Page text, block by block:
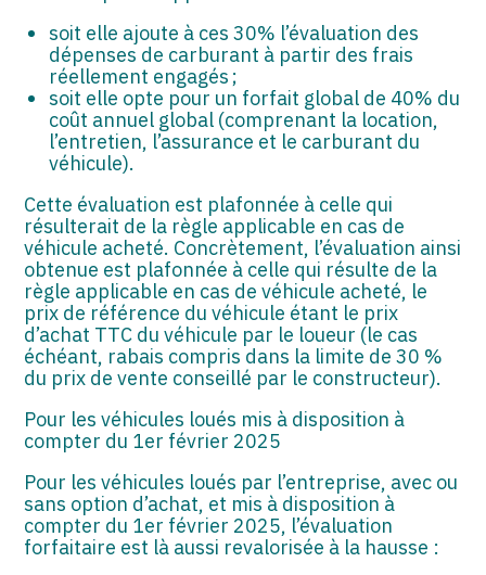
soit elle ajoute à ces 30% l’évaluation des
dépenses de carburant à partir des frais
réellement engagés ;
soit elle opte pour un forfait global de 40% du
coût annuel global (comprenant la location,
l’entretien, l’assurance et le carburant du
véhicule).
Cette évaluation est plafonnée à celle qui
résulterait de la règle applicable en cas de
véhicule acheté. Concrètement, l’évaluation ainsi
obtenue est plafonnée à celle qui résulte de la
règle applicable en cas de véhicule acheté, le
prix de référence du véhicule étant le prix
d’achat TTC du véhicule par le loueur (le cas
échéant, rabais compris dans la limite de 30 %
du prix de vente conseillé par le constructeur).
Pour les véhicules loués mis à disposition à
compter du 1er février 2025
Pour les véhicules loués par l’entreprise, avec ou
sans option d’achat, et mis à disposition à
compter du 1er février 2025, l’évaluation
forfaitaire est là aussi revalorisée à la hausse :